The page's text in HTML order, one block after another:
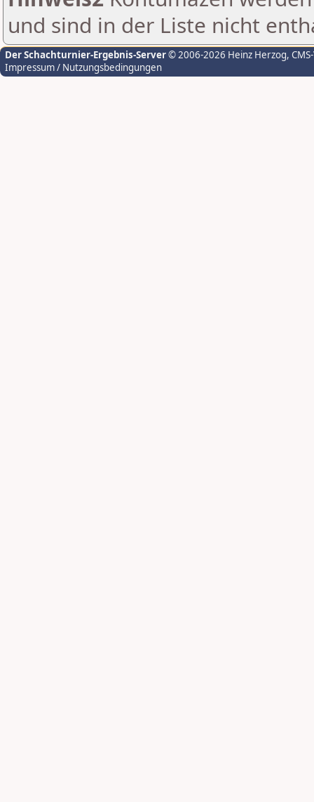
und sind in der Liste nicht
Der Schachturnier-Ergebnis-Server© 2006-2026 Heinz Herzog,
Impressum / Nutzungsbedingungen